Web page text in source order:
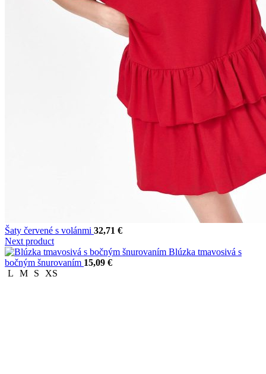
Šaty červené s volánmi 32,71 €
Next product
Blúzka tmavosivá s
bočným šnurovaním 15,09 €
L
M S XS